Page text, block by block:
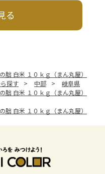
る
朏 白米 １０ｋｇ（まん丸屋）
探す > 中部 >
岐阜県
朏 白米 １０ｋｇ（まん丸屋）
朏 白米 １０ｋｇ（まん丸屋）